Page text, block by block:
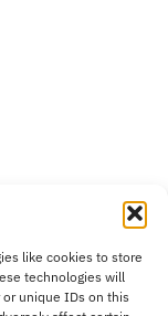
like cookies to store
technologies will
or unique IDs on this